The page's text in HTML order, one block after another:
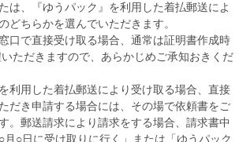
は、『ゆうパック』を利用した着払郵送によ
どちらかを選んでいただきます。
口で直接受け取る場合、通常は証明書作成時
ただきますので、あらかじめご承知おきくだ
利用した着払郵送により受け取る場合、直接
だき申請する場合には、その場で依頼書をご
。郵送請求により請求をする場合、請求書中
月○日に受け取りに行く」または「ゆうパック